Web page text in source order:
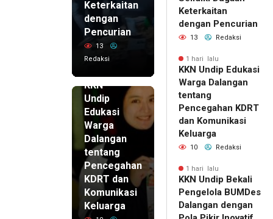
Keterkaitan
dengan
Pencurian
13
Redaksi
KKN
Undip
Edukasi
Warga
Dalangan
tentang
Pencegahan
KDRT dan
Komunikasi
Keluarga
Keterkaitan
dengan Pencurian
13 Redaksi
1 hari lalu
KKN Undip Edukasi
Warga Dalangan
tentang
Pencegahan KDRT
dan Komunikasi
Keluarga
10 Redaksi
1 hari lalu
KKN Undip Bekali
Pengelola BUMDes
Dalangan dengan